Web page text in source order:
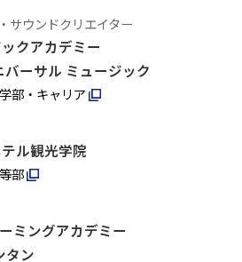
サウンドクリエイター
クアカデミー
バーサル ミュージック
部・キャリア
ル観光学院
部
ミングアカデミー
タン